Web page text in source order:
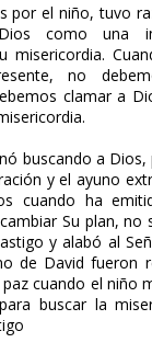
por el niño, tuvo
como una
misericordia.
no
clamar a
buscando a
y el ayuno
cuando ha
Su plan,
y alabó al
de David fueron
cuando el niño
buscar la